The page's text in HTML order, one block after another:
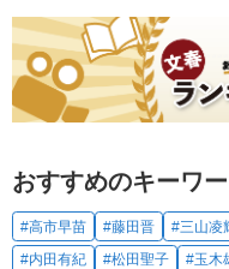
おすすめのキーワ
#高市早苗 #藤田晋 #三山凌
#内田有紀
#松田聖子 #玉木